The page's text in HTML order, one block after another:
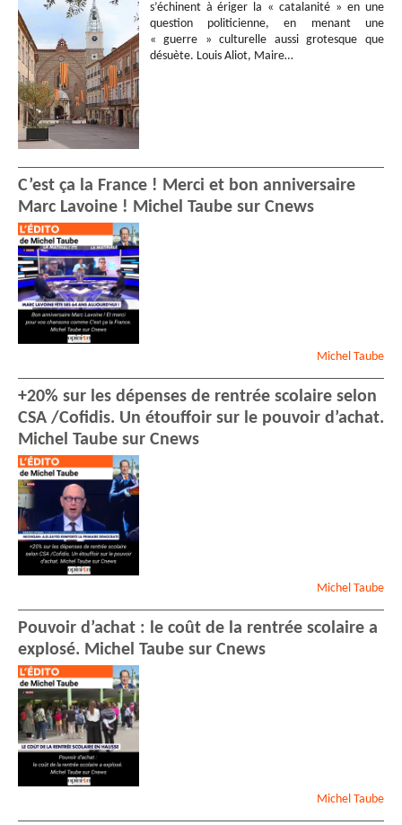
s’échinent à ériger la « catalanité » en une
question politicienne, en menant une
« guerre » culturelle aussi grotesque que
désuète. Louis Aliot, Maire…
C’est ça la France ! Merci et bon anniversaire
Marc Lavoine ! Michel Taube sur Cnews
Michel Taube
+20% sur les dépenses de rentrée scolaire selon
CSA /Cofidis. Un étouffoir sur le pouvoir d’achat.
Michel Taube sur Cnews
Michel Taube
Pouvoir d’achat : le coût de la rentrée scolaire a
explosé. Michel Taube sur Cnews
Michel Taube